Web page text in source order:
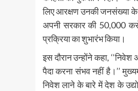
लिए आरक्षण उनकी जनसंख्या
अपनी सरकार की 50,000
प्रक्रिया का शुभारंभ किया।
इस दौरान उन्होंने कहा,
पैदा करना संभव नहीं है।’’
निवेश लाने के बारे में देश के